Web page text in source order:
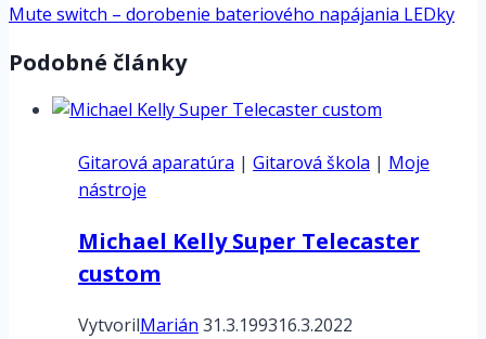
Mute switch – dorobenie bateriového napájania LEDky
Podobné články
Gitarová aparatúra | Gitarová škola | Moje
nástroje
Michael Kelly Super Telecaster
custom
VytvorilMarián 31.3.199316.3.2022